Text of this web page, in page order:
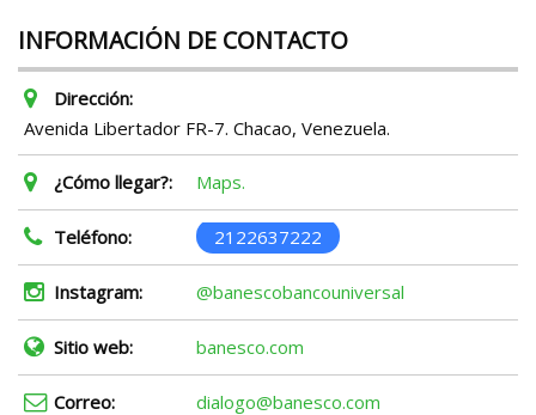
INFORMACIÓN DE CONTACTO
Dirección:
Avenida Libertador FR-7. Chacao, Venezuela.
¿Cómo llegar?: Maps.
Teléfono: 2122637222
Instagram: @banescobancouniversal
Sitio web: banesco.com
Correo: dialogo@banesco.com